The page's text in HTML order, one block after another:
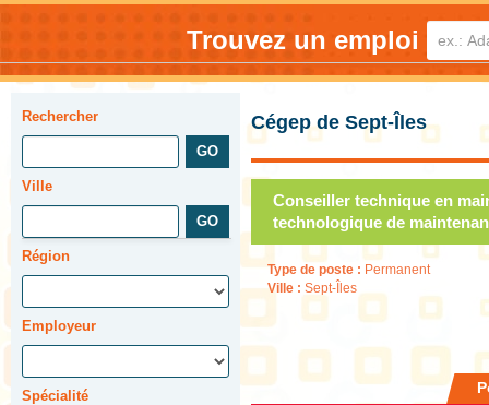
Trouvez un emploi
Rechercher
Ville
Région
Employeur
Spécialité
Cégep de Sept-Îles
Conseiller technique en
technologique de
Type de poste : Permanent
Ville : Sept-Îles